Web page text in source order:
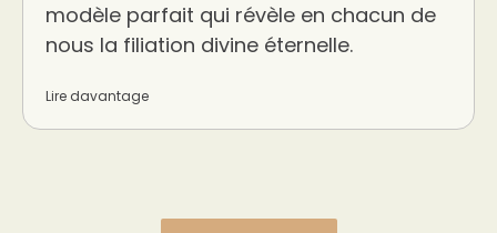
modèle parfait qui révèle en chacun de
nous la filiation divine éternelle.
Lire davantage